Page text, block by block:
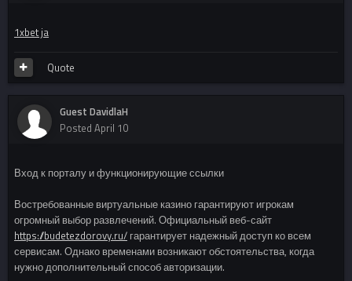
1xbet ja
Quote
Guest DavidlaH
Posted April 10
Вход к порталу и функционирующие ссылки
Востребованные виртуальные казино гарантируют игрокам
огромный выбор развлечений. Официальный веб-сайт
https://budetezdorovy.ru/ гарантирует надежный доступ ко всем
сервисам. Однако временами возникают обстоятельства, когда
нужно дополнительный способ авторизации.